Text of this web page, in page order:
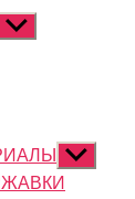
Показывать
подменю
подменю